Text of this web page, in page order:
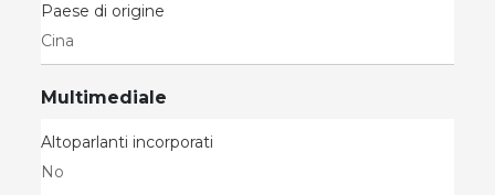
Paese di origine
Cina
Multimediale
Altoparlanti incorporati
No